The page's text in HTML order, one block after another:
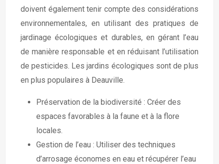
doivent également tenir compte des considérations
environnementales, en utilisant des pratiques de
jardinage écologiques et durables, en gérant l’eau
de manière responsable et en réduisant l’utilisation
de pesticides. Les jardins écologiques sont de plus
en plus populaires à Deauville.
Préservation de la biodiversité : Créer des
espaces favorables à la faune et à la flore
locales.
Gestion de l’eau : Utiliser des techniques
d’arrosage économes en eau et récupérer l’eau